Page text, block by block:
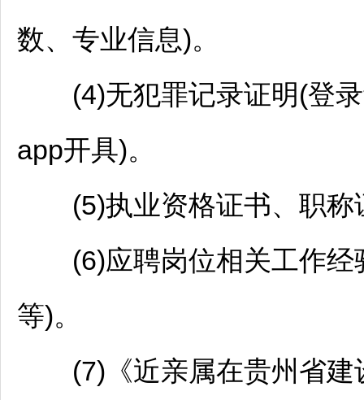
数、专业信息)。
(4)无犯罪记录证明(登录
app开具)。
(5)执业资格证书、职称
(6)应聘岗位相关工作经
等)。
(7)《近亲属在贵州省建